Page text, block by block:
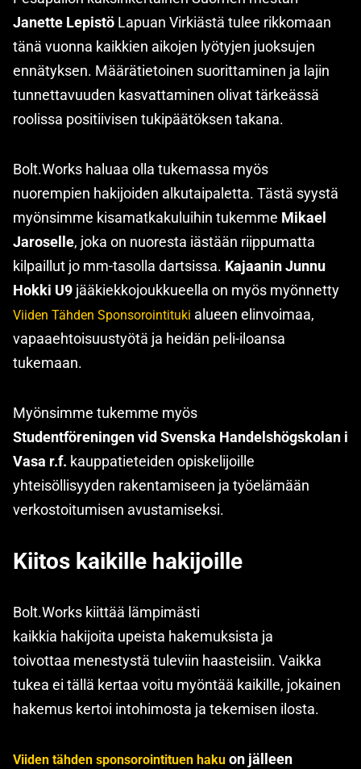
Janette Lepistö Lapuan Virkiästä tulee rikkomaan
tänä vuonna kaikkien aikojen lyötyjen juoksujen
ennätyksen. Määrätietoinen suorittaminen ja lajin
tunnettavuuden kasvattaminen olivat tärkeässä
roolissa positiivisen tukipäätöksen takana.
Bolt.Works haluaa olla tukemassa myös
nuorempien hakijoiden alkutaipaletta. Tästä syystä
myönsimme kisamatkakuluihin tukemme Mikael
Jaroselle, joka on nuoresta iästään riippumatta
kilpaillut jo mm-tasolla dartsissa. Kajaanin Junnu
Hokki U9 jääkiekkojoukkueella on myös myönnetty
Viiden Tähden Sponsorointituki alueen elinvoimaa,
vapaaehtoisuustyötä ja heidän peli-iloansa
tukemaan.
Myönsimme tukemme myös
Studentföreningen vid Svenska Handelshögskolan i
Vasa r.f. kauppatieteiden opiskelijoille
yhteisöllisyyden rakentamiseen ja työelämään
verkostoitumisen avustamiseksi.
Kiitos kaikille hakijoille
Bolt.Works kiittää lämpimästi
kaikkia hakijoita upeista hakemuksista ja
toivottaa menestystä tuleviin haasteisiin. Vaikka
tukea ei tällä kertaa voitu myöntää kaikille, jokainen
hakemus kertoi intohimosta ja tekemisen ilosta.
Viiden tähden sponsorointituen haku on jälleen